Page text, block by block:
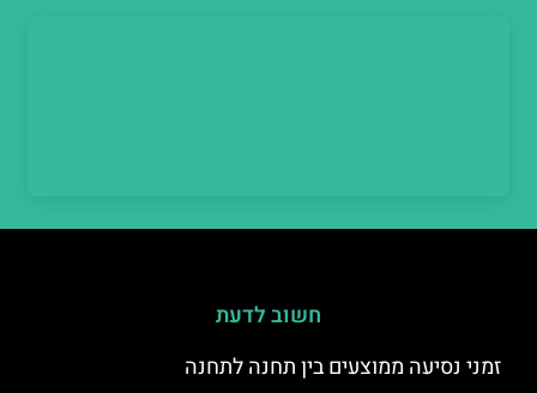
חשוב לדעת
זמני נסיעה ממוצעים בין תחנה לתחנה